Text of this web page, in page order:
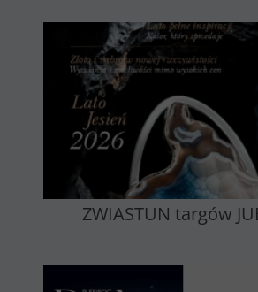
ZWIASTUN targów